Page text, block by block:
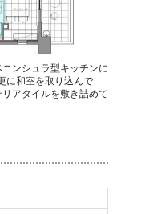
ンシュラ型キッチンに
に和室を取り込んで
アタイルを敷き詰めて